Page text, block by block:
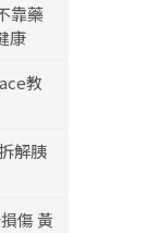
靠藥
康
教
解胰
傷 黃